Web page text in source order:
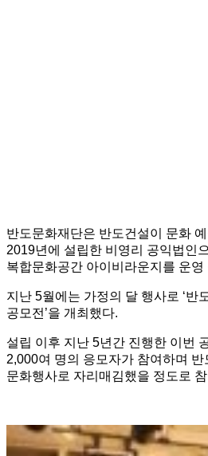
반도문화재단은 반도건설이 문화
2019년에 설립한 비영리 공익법인
복합문화공간 아이비라운지를 운영
지난 5월에는 가정의 달 행사로 ‘반
공모전’을 개최했다.
설립 이후 지난 5년간 진행한 이번
2,000여 명의 응모자가 참여하며
문화행사로 자리매김했을 정도로